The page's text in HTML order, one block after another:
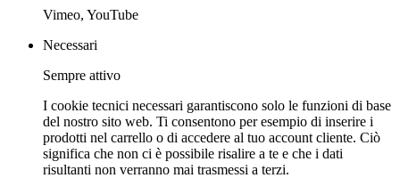
Vimeo, YouTube
Necessari
Sempre attivo
I cookie tecnici necessari garantiscono solo le funzioni di base
del nostro sito web. Ti consentono per esempio di inserire i
prodotti nel carrello o di accedere al tuo account cliente. Ciò
significa che non ci è possibile risalire a te e che i dati
risultanti non verranno mai trasmessi a terzi.